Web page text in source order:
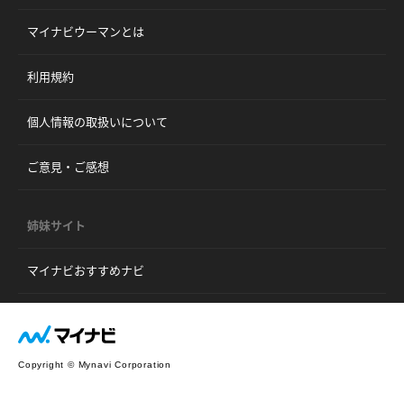
マイナビウーマンとは
利用規約
個人情報の取扱いについて
ご意見・ご感想
姉妹サイト
マイナビおすすめナビ
Copyright © Mynavi Corporation